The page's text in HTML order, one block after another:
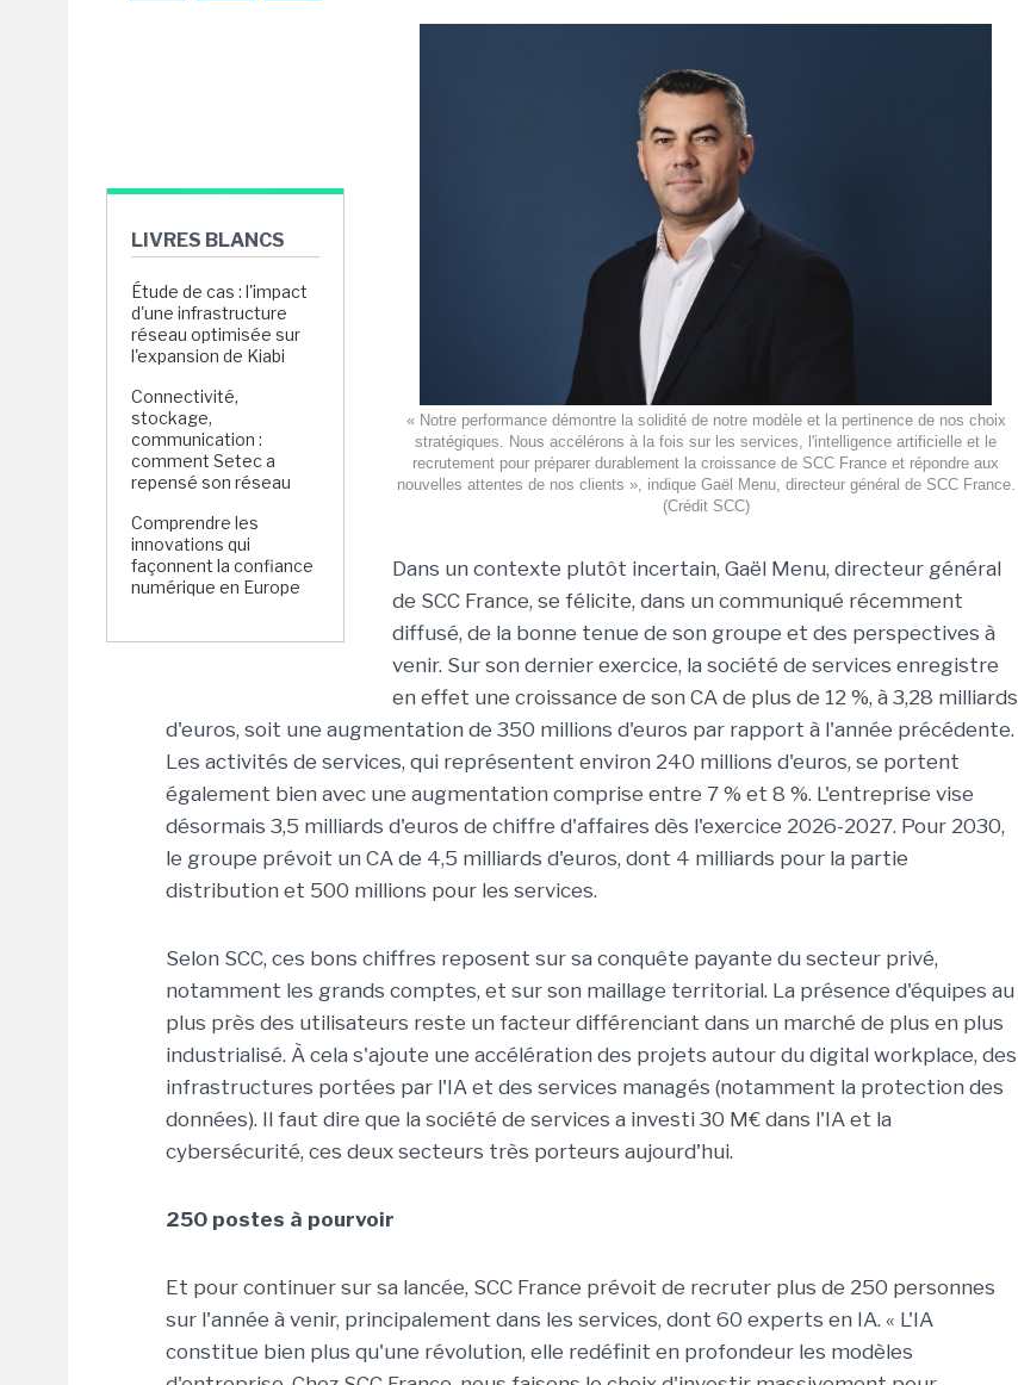
LIVRES BLANCS
Étude de cas : l'impact
d'une infrastructure
réseau optimisée sur
l'expansion de Kiabi
Connectivité,
stockage,
communication :
comment Setec a
repensé son réseau
Comprendre les
innovations qui
façonnent la confiance
numérique en Europe
« Notre performance démontre la solidité de notre modèle et la pertinence de nos choix
stratégiques. Nous accélérons à la fois sur les services, l'intelligence artificielle et le
recrutement pour préparer durablement la croissance de SCC France et répondre aux
nouvelles attentes de nos clients », indique Gaël Menu, directeur général de SCC France.
(Crédit SCC)
Dans un contexte plutôt incertain, Gaël Menu, directeur général
de SCC France, se félicite, dans un communiqué récemment
diffusé, de la bonne tenue de son groupe et des perspectives à
venir. Sur son dernier exercice, la société de services enregistre
en effet une croissance de son CA de plus de 12 %, à 3,28 milliards
d'euros, soit une augmentation de 350 millions d'euros par rapport à l'année précédente.
Les activités de services, qui représentent environ 240 millions d'euros, se portent
également bien avec une augmentation comprise entre 7 % et 8 %. L'entreprise vise
désormais 3,5 milliards d'euros de chiffre d'affaires dès l'exercice 2026-2027. Pour 2030,
le groupe prévoit un CA de 4,5 milliards d'euros, dont 4 milliards pour la partie
distribution et 500 millions pour les services.
Selon SCC, ces bons chiffres reposent sur sa conquête payante du secteur privé,
notamment les grands comptes, et sur son maillage territorial. La présence d'équipes au
plus près des utilisateurs reste un facteur différenciant dans un marché de plus en plus
industrialisé. À cela s'ajoute une accélération des projets autour du digital workplace, des
infrastructures portées par l'IA et des services managés (notamment la protection des
données). Il faut dire que la société de services a investi 30 M€ dans l'IA et la
cybersécurité, ces deux secteurs très porteurs aujourd'hui.
250 postes à pourvoir
Et pour continuer sur sa lancée, SCC France prévoit de recruter plus de 250 personnes
sur l'année à venir, principalement dans les services, dont 60 experts en IA. « L'IA
constitue bien plus qu'une révolution, elle redéfinit en profondeur les modèles